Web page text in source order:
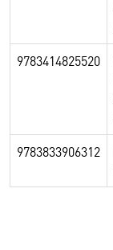
9783414825520
9783833906312